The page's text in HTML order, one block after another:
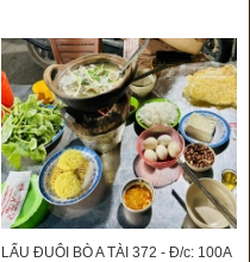
LẨU ĐUÔI BÒ A TÀI 372 - Đ/c: 100A